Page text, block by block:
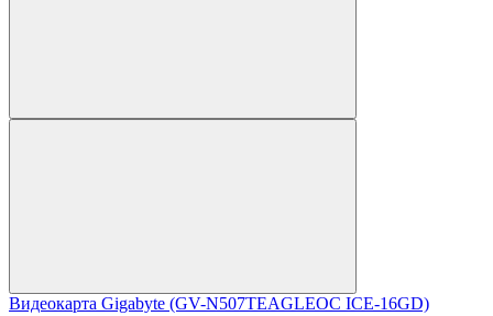
Видеокарта Gigabyte (GV-N507TEAGLEOC ICE-16GD)